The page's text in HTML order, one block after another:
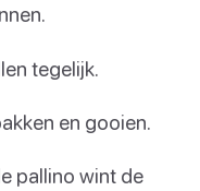
tegelijk.
en gooien.
pallino wint de